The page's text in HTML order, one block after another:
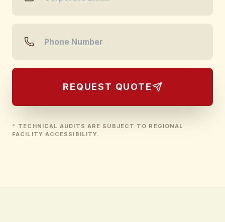
REQUEST QUOTE
* TECHNICAL AUDITS ARE SUBJECT TO REGIONAL
FACILITY ACCESSIBILITY.